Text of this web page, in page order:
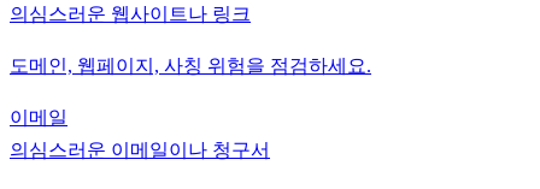
의심스러운 웹사이트나 링크
도메인, 웹페이지, 사칭 위험을 점검하세요.
이메일
의심스러운 이메일이나 청구서